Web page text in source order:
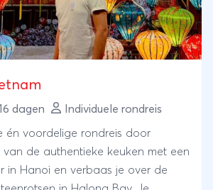
dagen Individuele rondreis
én voordelige rondreis door
van de authentieke keuken met een
in Hanoi en verbaas je over de